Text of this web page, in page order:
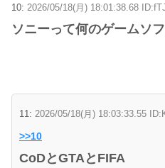
10: 2026/05/18(月) 18:01:38.68
ソニーって何のゲームソ
11: 2026/05/18(月) 18:03:33.55
>>10
CoDとGTAとFIFA